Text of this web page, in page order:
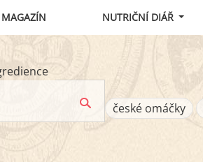
MAGAZÍN NUTRIČNÍ DIÁŘ
české omáčky